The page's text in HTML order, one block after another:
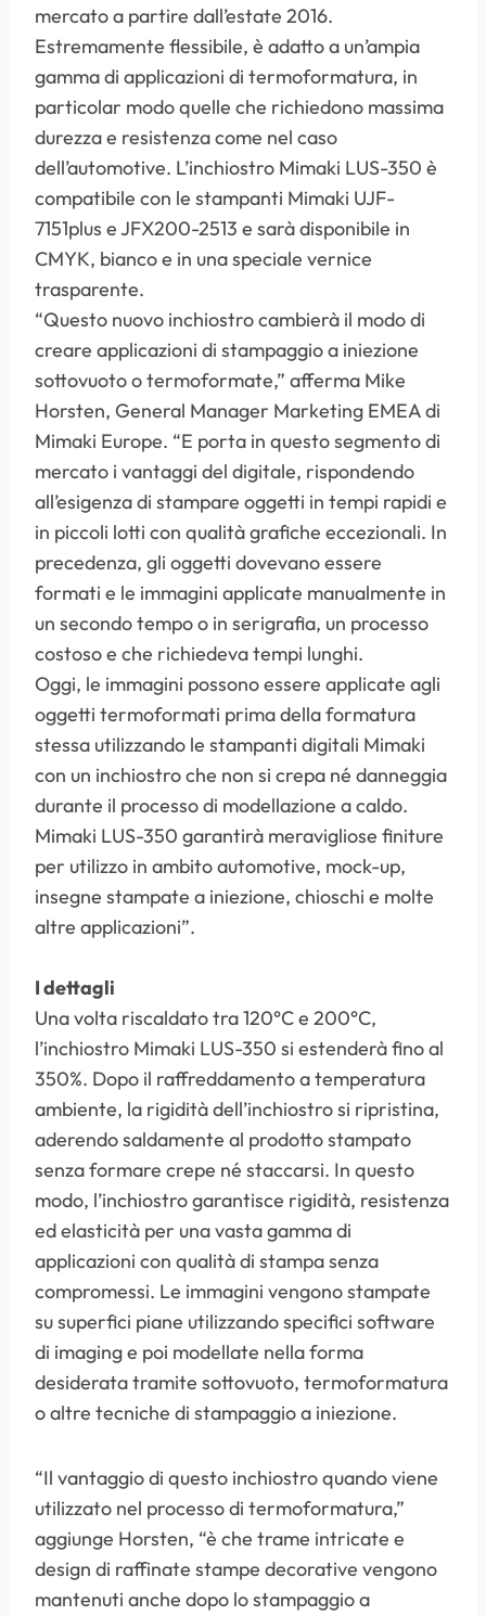
mercato a partire dall’estate 2016.
Estremamente flessibile, è adatto a un’ampia
gamma di applicazioni di termoformatura, in
particolar modo quelle che richiedono massima
durezza e resistenza come nel caso
dell’automotive. L’inchiostro Mimaki LUS-350 è
compatibile con le stampanti Mimaki UJF-
7151plus e JFX200-2513 e sarà disponibile in
CMYK, bianco e in una speciale vernice
trasparente.
“Questo nuovo inchiostro cambierà il modo di
creare applicazioni di stampaggio a iniezione
sottovuoto o termoformate,” afferma Mike
Horsten, General Manager Marketing EMEA di
Mimaki Europe. “E porta in questo segmento di
mercato i vantaggi del digitale, rispondendo
all’esigenza di stampare oggetti in tempi rapidi e
in piccoli lotti con qualità grafiche eccezionali. In
precedenza, gli oggetti dovevano essere
formati e le immagini applicate manualmente in
un secondo tempo o in serigrafia, un processo
costoso e che richiedeva tempi lunghi.
Oggi, le immagini possono essere applicate agli
oggetti termoformati prima della formatura
stessa utilizzando le stampanti digitali Mimaki
con un inchiostro che non si crepa né danneggia
durante il processo di modellazione a caldo.
Mimaki LUS-350 garantirà meravigliose finiture
per utilizzo in ambito automotive, mock-up,
insegne stampate a iniezione, chioschi e molte
altre applicazioni”.
I dettagli
Una volta riscaldato tra 120°C e 200°C,
l’inchiostro Mimaki LUS-350 si estenderà fino al
350%. Dopo il raffreddamento a temperatura
ambiente, la rigidità dell’inchiostro si ripristina,
aderendo saldamente al prodotto stampato
senza formare crepe né staccarsi. In questo
modo, l’inchiostro garantisce rigidità, resistenza
ed elasticità per una vasta gamma di
applicazioni con qualità di stampa senza
compromessi. Le immagini vengono stampate
su superfici piane utilizzando specifici software
di imaging e poi modellate nella forma
desiderata tramite sottovuoto, termoformatura
o altre tecniche di stampaggio a iniezione.
“Il vantaggio di questo inchiostro quando viene
utilizzato nel processo di termoformatura,”
aggiunge Horsten, “è che trame intricate e
design di raffinate stampe decorative vengono
mantenuti anche dopo lo stampaggio a